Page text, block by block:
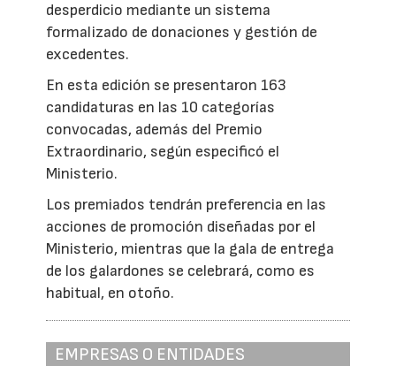
desperdicio mediante un sistema
formalizado de donaciones y gestión de
excedentes.
En esta edición se presentaron 163
candidaturas en las 10 categorías
convocadas, además del Premio
Extraordinario, según especificó el
Ministerio.
Los premiados tendrán preferencia en las
acciones de promoción diseñadas por el
Ministerio, mientras que la gala de entrega
de los galardones se celebrará, como es
habitual, en otoño.
EMPRESAS O ENTIDADES